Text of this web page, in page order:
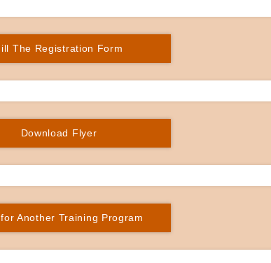
The Registration Form
Download Flyer
Another Training Program